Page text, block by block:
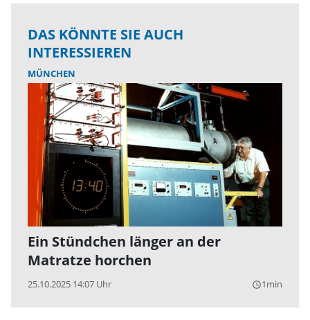
DAS KÖNNTE SIE AUCH
INTERESSIEREN
MÜNCHEN
Ein Stündchen länger an der
Matratze horchen
25.10.2025 14:07 Uhr query_builder1min